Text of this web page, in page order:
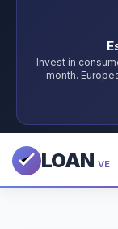
Invest in
month.
LOAN VE